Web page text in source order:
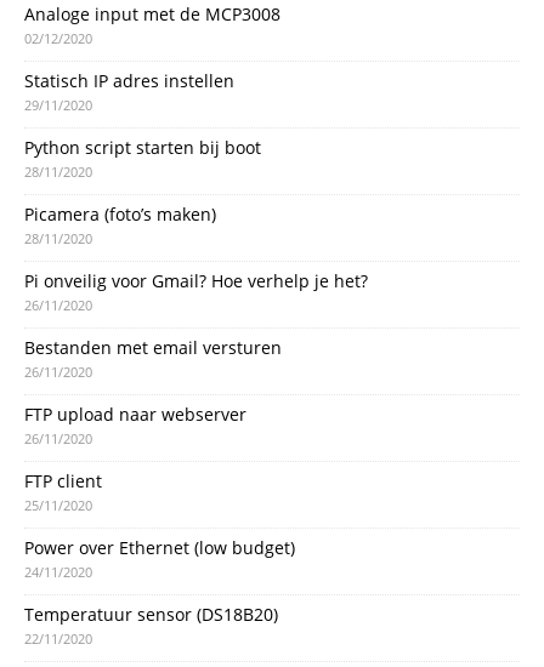
Analoge input met de MCP3008
02/12/2020
Statisch IP adres instellen
29/11/2020
Python script starten bij boot
28/11/2020
Picamera (foto’s maken)
28/11/2020
Pi onveilig voor Gmail? Hoe verhelp je het?
26/11/2020
Bestanden met email versturen
26/11/2020
FTP upload naar webserver
26/11/2020
FTP client
25/11/2020
Power over Ethernet (low budget)
24/11/2020
Temperatuur sensor (DS18B20)
22/11/2020